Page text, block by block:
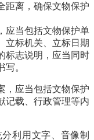
距离，确保文物保护
应当包括文物保护单
立标机关、立标日期
标志说明，应当同时
。
，应当包括文物保护
记载、行政管理等内
利用文字、音像制